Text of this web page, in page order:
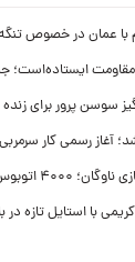
عمان در خصوص تنگه
ایستاده‌است؛
پرور برای زنده
آغاز رسمی کار سرمربی
به کشور می‌آید
استایل تازه در